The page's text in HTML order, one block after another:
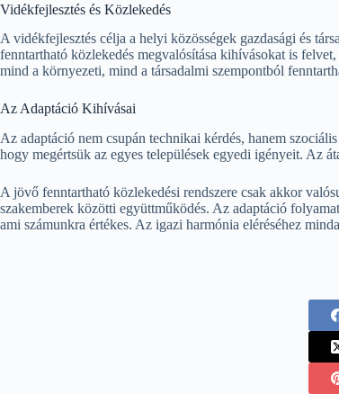
Vidékfejlesztés és Közlekedés
A vidékfejlesztés célja a helyi közösségek gazdasági és
fenntartható közlekedés megvalósítása kihívásokat is
mind a környezeti, mind a társadalmi szempontból
Az Adaptáció Kihívásai
Az adaptáció nem csupán technikai kérdés, hanem
hogy megértsük az egyes települések egyedi igényeit. Az
A jövő fenntartható közlekedési rendszere csak akkor
szakemberek közötti együttműködés. Az adaptáció
ami számunkra értékes. Az igazi harmónia eléréséhez